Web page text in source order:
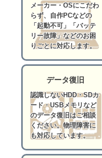
メーカー・OSにこだわ
らず、自作PCなどの
「起動不可」「バッテ
リー故障」などのお困
りごとに対応します。
データ復旧
認識しないHDD・SDカ
ード・USBメモリなど
のデータ復旧はご相談
ください。物理障害に
も対応しています。